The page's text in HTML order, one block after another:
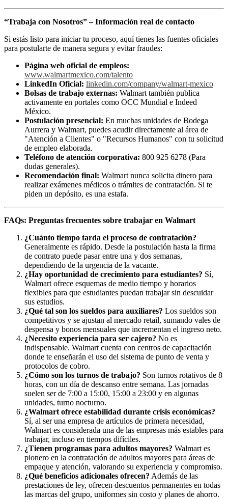
“Trabaja con Nosotros” – Información real de contacto
Si estás listo para iniciar tu proceso, aquí tienes las fuentes oficiales
para postularte de manera segura y evitar fraudes:
Página web oficial de empleos:
www.walmartmexico.com/talento
LinkedIn Oficial: linkedin.com/company/walmart-mexico
Bolsas de trabajo externas: Walmart también publica
activamente en portales como OCC Mundial e Indeed
México.
Postulación presencial: En muchas unidades de Bodega
Aurrera y Walmart, puedes acudir directamente al área de
"Atención a Clientes" o "Recursos Humanos" con tu solicitud
de empleo elaborada.
Teléfono de atención corporativa: 800 925 6278 (Para
dudas generales).
Recomendación final: Walmart nunca solicita dinero para
realizar exámenes médicos o trámites de contratación. Si te
piden un depósito, es una estafa.
FAQs: Preguntas frecuentes sobre trabajar en Walmart
¿Cuánto tiempo tarda el proceso de contratación?
Generalmente es rápido. Desde la postulación hasta la firma
de contrato puede pasar entre una y dos semanas,
dependiendo de la urgencia de la vacante.
¿Hay oportunidad de crecimiento para estudiantes? Sí,
Walmart ofrece esquemas de medio tiempo y horarios
flexibles para que estudiantes puedan trabajar sin descuidar
sus estudios.
¿Qué tal son los sueldos para auxiliares? Los sueldos son
competitivos y se ajustan al mercado retail, sumando vales de
despensa y bonos mensuales que incrementan el ingreso neto.
¿Necesito experiencia para ser cajero? No es
indispensable. Walmart cuenta con centros de capacitación
donde te enseñarán el uso del sistema de punto de venta y
protocolos de cobro.
¿Cómo son los turnos de trabajo? Son turnos rotativos de 8
horas, con un día de descanso entre semana. Las jornadas
suelen ser de 7:00 a 15:00, 15:00 a 23:00 y en algunas
unidades, turno nocturno.
¿Walmart ofrece estabilidad durante crisis económicas?
Sí, al ser una empresa de artículos de primera necesidad,
Walmart es considerada una de las empresas más estables para
trabajar, incluso en tiempos difíciles.
¿Tienen programas para adultos mayores? Walmart es
pionero en la contratación de adultos mayores para áreas de
empaque y atención, valorando su experiencia y compromiso.
¿Qué beneficios adicionales ofrecen? Además de las
prestaciones de ley, ofrecen descuentos permanentes en todas
las marcas del grupo, uniformes sin costo y planes de ahorro.